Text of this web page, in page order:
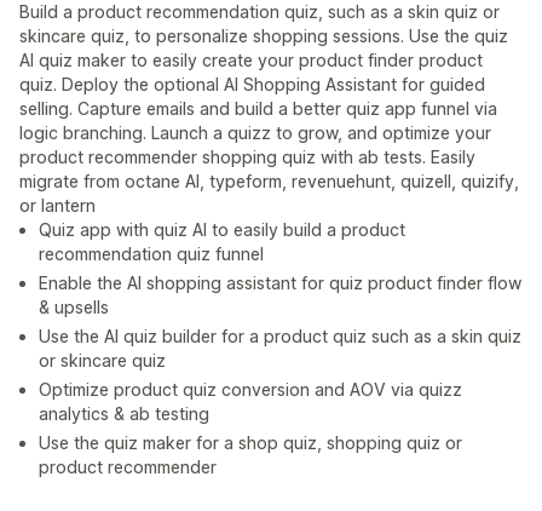
Build a product recommendation quiz, such as a skin quiz or
skincare quiz, to personalize shopping sessions. Use the quiz
AI quiz maker to easily create your product finder product
quiz. Deploy the optional AI Shopping Assistant for guided
selling. Capture emails and build a better quiz app funnel via
logic branching. Launch a quizz to grow, and optimize your
product recommender shopping quiz with ab tests. Easily
migrate from octane AI, typeform, revenuehunt, quizell, quizify,
or lantern
Quiz app with quiz AI to easily build a product
recommendation quiz funnel
Enable the AI shopping assistant for quiz product finder flow
& upsells
Use the AI quiz builder for a product quiz such as a skin quiz
or skincare quiz
Optimize product quiz conversion and AOV via quizz
analytics & ab testing
Use the quiz maker for a shop quiz, shopping quiz or
product recommender